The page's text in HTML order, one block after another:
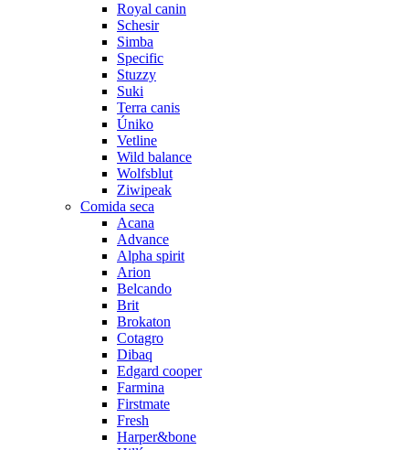
Royal canin
Schesir
Simba
Specific
Stuzzy
Suki
Terra canis
Úniko
Vetline
Wild balance
Wolfsblut
Ziwipeak
Comida seca
Acana
Advance
Alpha spirit
Arion
Belcando
Brit
Brokaton
Cotagro
Dibaq
Edgard cooper
Farmina
Firstmate
Fresh
Harper&bone